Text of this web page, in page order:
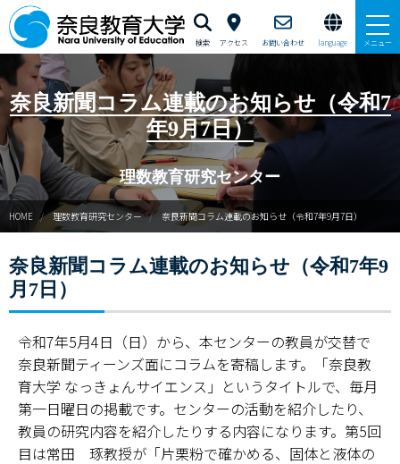
検索 アクセス お問い合わせ language メニュー
新理数ニュース
新理数プログラム（SST養成）
サマースクールイン曽爾
ウィンタースクールイン曽爾
GUTS（学力向上合宿）支援
サイエンス・スクールin五條
ならサイエンス・モール
ご寄附のお願い
奈良新聞コラム
奈良新聞コラム連載のお知らせ（令和7
年9月7日）
理数教育研究センター
HOME 理数教育研究センター 奈良新聞コラム連載のお知らせ（令和7年9月7日）
奈良新聞コラム連載のお知らせ（令和7年9
月7日）
令和7年5月4日（日）から、本センターの教員が交替で
奈良新聞ティーンズ面にコラムを寄稿します。「奈良教
育大学 なっきょんサイエンス」というタイトルで、毎月
第一日曜日の掲載です。センターの活動を紹介したり、
教員の研究内容を紹介したりする内容になります。第5回
目は常田 琢教授が「片栗粉で確かめる、固体と液体の